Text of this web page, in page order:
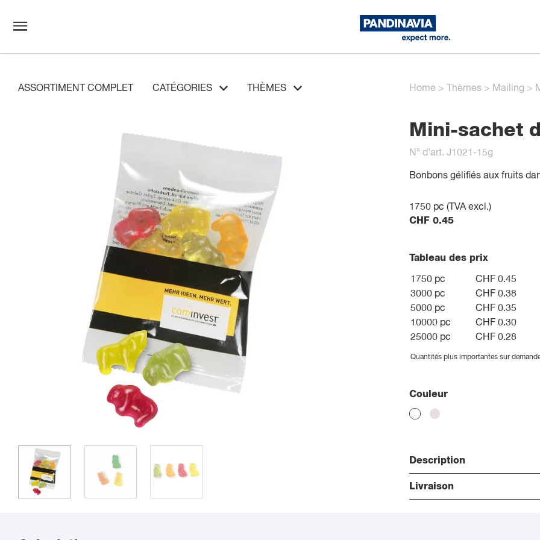
ASSORTIMENT COMPLET CATÉGORIES THÈMES Home > Thèmes > Mailing >
Mini-sachet
N° d'art. J1021-15g
Bonbons gélifiés aux fruits
1750 pc (TVA excl.)
CHF 0.45
Tableau des prix
1750 pc
CHF 0.45
3000 pc
CHF 0.38
5000 pc
CHF 0.35
10000 pc
CHF 0.30
25000 pc
CHF 0.28
Quantités plus importantes sur
Couleur
Description
Livraison